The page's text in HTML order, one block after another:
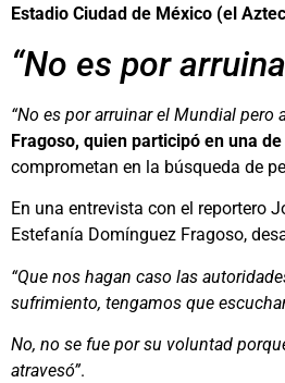
Estadio Ciudad de México (el
“No es por
“No es por arruinar el Mundial pero
Fragoso, quien participó en una
comprometan en la búsqueda de
En una entrevista con el reportero
Estefanía Domínguez Fragoso,
“Que nos hagan caso las
sufrimiento, tengamos que
No, no se fue por su voluntad
atravesó”.